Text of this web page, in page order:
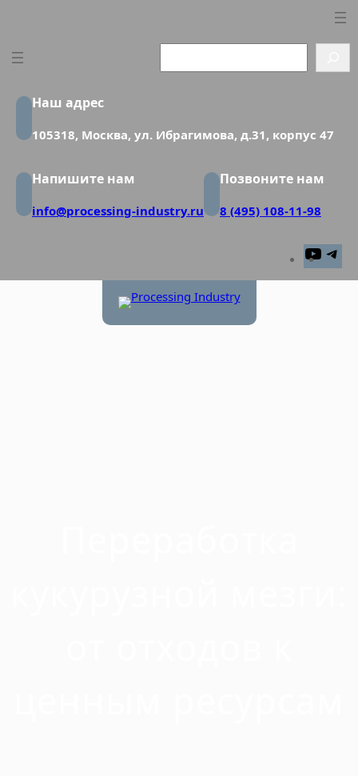
Наш адрес
105318, Москва, ул. Ибрагимова, д.31, корпус 47
Напишите нам
info@processing-industry.ru
Позвоните нам
8 (495) 108-11-98